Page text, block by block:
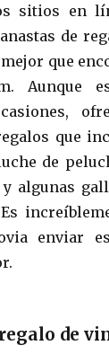
sitios en
de
que
Aunque
que
de
algunas
enviar
de